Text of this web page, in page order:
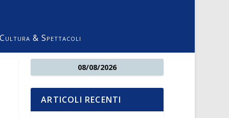
Cultura & Spettacoli
08/08/2026
ARTICOLI RECENTI